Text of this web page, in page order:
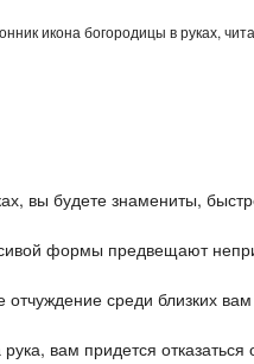
икона богородицы в руках,
вы будете знамениты,
формы предвещают
отчуждение среди близких
вам придется отказаться